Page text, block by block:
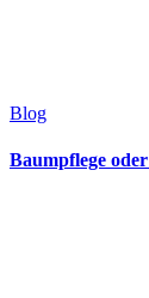
Blog
Baumpflege